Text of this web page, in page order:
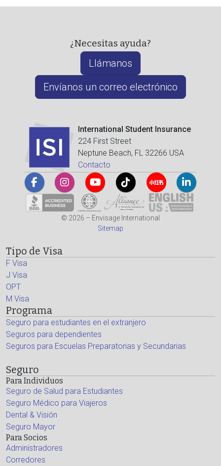
¿Necesitas ayuda?
Llámanos
Envíanos un correo electrónico
International Student Insurance
224 First Street
Neptune Beach, FL 32266 USA
Contacto
© 2026 – Envisage International
Sitemap
Tipo de Visa
F Visa
J Visa
OPT
M Visa
Programa
Seguro para estudiantes en el extranjero
Seguros para dependientes
Seguros para Escuelas Preparatorias y Secundarias
Seguro
Para Individuos
Seguro de Salud para Estudiantes
Seguro Médico para Viajeros
Dental & Visión
Seguro Mayor
Para Socios
Administradores
Corredores